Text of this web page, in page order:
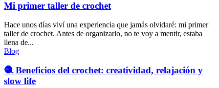
Mi primer taller de crochet
Hace unos días viví una experiencia que jamás olvidaré: mi primer
taller de crochet. Antes de organizarlo, no te voy a mentir, estaba
llena de...
Blog
🧶 Beneficios del crochet: creatividad, relajación y
slow life